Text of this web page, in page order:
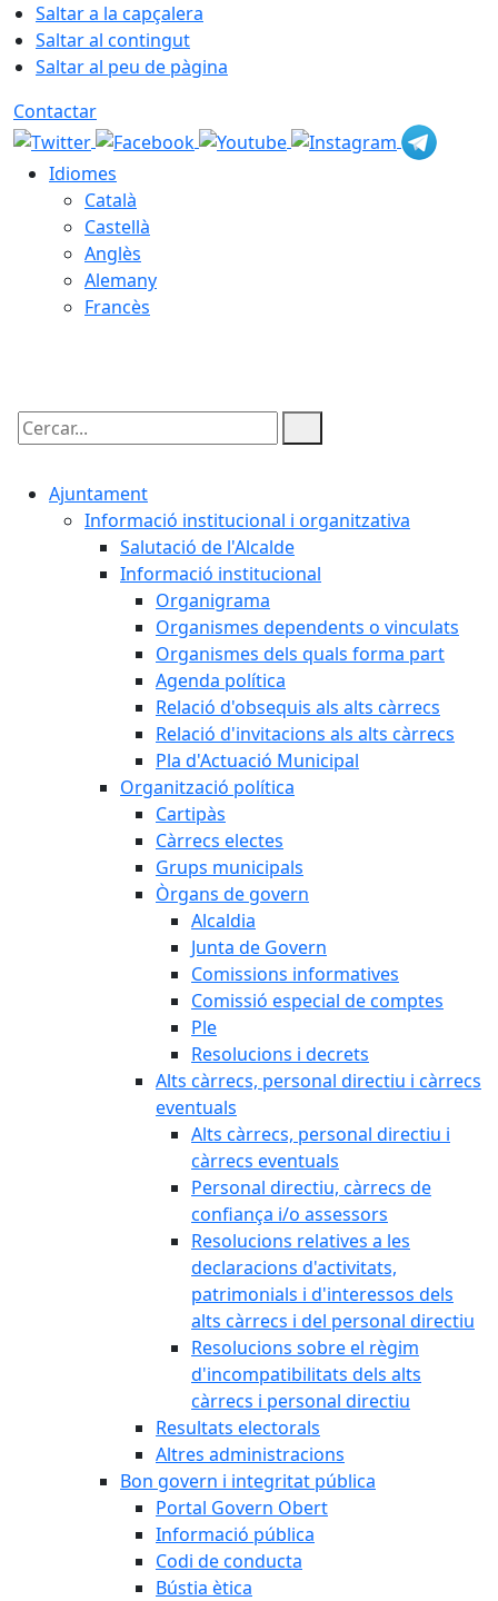
Saltar a la capçalera
Saltar al contingut
Saltar al peu de pàgina
Contactar
Idiomes
Català
Castellà
Anglès
Alemany
Francès
Cercar:
Ajuntament
Informació institucional i organitzativa
Salutació de l'Alcalde
Informació institucional
Organigrama
Organismes dependents o vinculats
Organismes dels quals forma part
Agenda política
Relació d'obsequis als alts càrrecs
Relació d'invitacions als alts càrrecs
Pla d'Actuació Municipal
Organització política
Cartipàs
Càrrecs electes
Grups municipals
Òrgans de govern
Alcaldia
Junta de Govern
Comissions informatives
Comissió especial de comptes
Ple
Resolucions i decrets
Alts càrrecs, personal directiu i càrrecs
eventuals
Alts càrrecs, personal directiu i
càrrecs eventuals
Personal directiu, càrrecs de
confiança i/o assessors
Resolucions relatives a les
declaracions d'activitats,
patrimonials i d'interessos dels
alts càrrecs i del personal directiu
Resolucions sobre el règim
d'incompatibilitats dels alts
càrrecs i personal directiu
Resultats electorals
Altres administracions
Bon govern i integritat pública
Portal Govern Obert
Informació pública
Codi de conducta
Bústia ètica